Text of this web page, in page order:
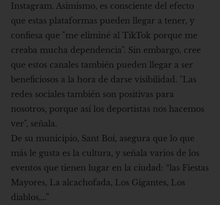
Instagram. Asimismo, es consciente del efecto
que estas plataformas pueden llegar a tener, y
confiesa que "me eliminé al TikTok porque me
creaba mucha dependencia". Sin embargo, cree
que estos canales también pueden llegar a ser
beneficiosos a la hora de darse visibilidad. "Las
redes sociales también son positivas para
nosotros, porque así los deportistas nos hacemos
ver", señala.
De su municipio, Sant Boi, asegura que lo que
más le gusta es la cultura, y señala varios de los
eventos que tienen lugar en la ciudad: “las Fiestas
Mayores, La alcachofada, Los Gigantes, Los
diablos,...”